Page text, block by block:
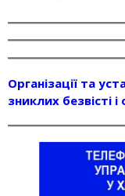
Організації та
зниклих безвісті